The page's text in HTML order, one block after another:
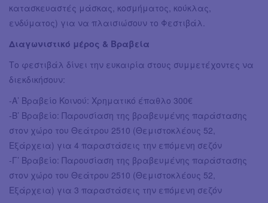
κατασκευαστές μάσκας, κοσμήματος, κούκλας,
ενδύματος) για να πλαισιώσουν το Φεστιβάλ.
Διαγωνιστικό μέρος & Βραβεία
Το φεστιβάλ δίνει την ευκαιρία στους συμμετέχοντες να
διεκδικήσουν:
-Α’ Βραβείο Κοινού: Χρηματικό έπαθλο 300€
-Β’ Βραβείο: Παρουσίαση της βραβευμένης παράστασης
στον χώρο του Θεάτρου 2510 (Θεμιστοκλέους 52,
Εξάρχεια) για 4 παραστάσεις την επόμενη σεζόν
-Γ’ Βραβείο: Παρουσίαση της βραβευμένης παράστασης
στον χώρο του Θεάτρου 2510 (Θεμιστοκλέους 52,
Εξάρχεια) για 3 παραστάσεις την επόμενη σεζόν